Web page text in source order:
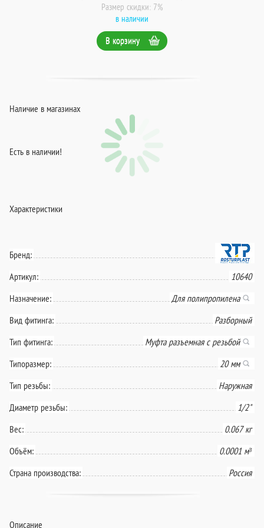
Размер скидки: 7%
в наличии
В корзину
Наличие в магазинах
Есть в наличии!
Характеристики
Бренд:
Артикул:
10640
Назначение:
Для полипропилена
Вид фитинга:
Разборный
Тип фитинга:
Муфта разъемная с резьбой
Типоразмер:
20 мм
Тип резьбы:
Наружная
Диаметр резьбы:
1/2"
Вес:
0.067 кг
Объём:
0.0001 м³
Страна производства:
Россия
Описание